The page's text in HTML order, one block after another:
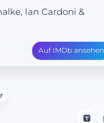
Ian Cardoni &
Auf IMDb ansehen